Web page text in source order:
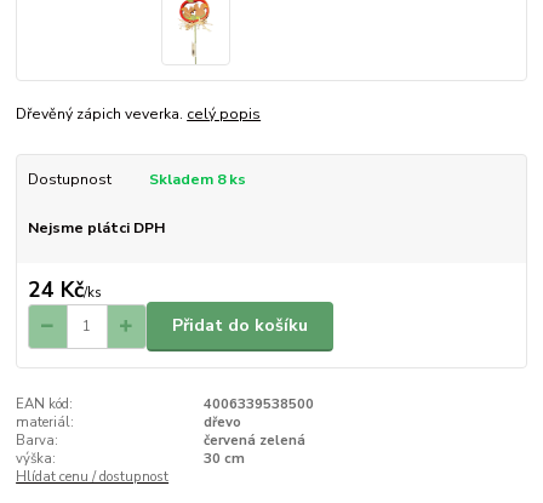
Dřevěný zápich veverka. celý popis
Dostupnost Skladem 8 ks
Nejsme plátci DPH
24 Kč/ks
Přidat do košíku
EAN kód:
4006339538500
materiál:
dřevo
Barva:
červená zelená
výška:
30 cm
Hlídat cenu / dostupnost